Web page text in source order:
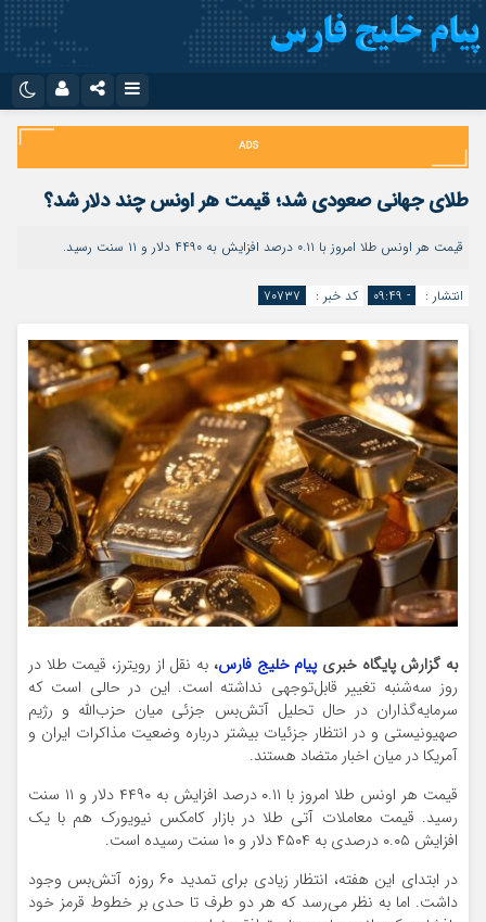
اینستاگرام
تلگرام
سروش
ایتا
اپلیکیشن
نام کاربری یا نشانی ایمیل
رمز عبور
مرا به خاطر بسپار
طلای جهانی صعودی شد؛ قیمت هر اونس چند دلار شد؟
قیمت هر اونس طلا امروز با ۰.۱۱ درصد افزایش به ۴۴۹۰ دلار و ۱۱ سنت رسید.
انتشار : - ۰۹:۴۹ کد خبر : ۷۰۷۳۷
به گزارش پایگاه خبریپیام خلیج فارس، به نقل از رویترز، قیمت طلا در
روز سه‌شنبه تغییر قابل‌توجهی نداشته است. این در حالی است که
سرمایه‌گذاران در حال تحلیل آتش‌بس جزئی میان حزب‌الله و رژیم
صهیونیستی و در انتظار جزئیات بیشتر درباره وضعیت مذاکرات ایران و
آمریکا در میان اخبار متضاد هستند.
قیمت هر اونس طلا امروز با ۰.۱۱ درصد افزایش به ۴۴۹۰ دلار و ۱۱ سنت
رسید. قیمت معاملات آتی طلا در بازار کامکس نیویورک هم با یک
افزایش ۰.۰۵ درصدی به ۴۵۰۴ دلار و ۱۰ سنت رسیده است.
در ابتدای این هفته، انتظار زیادی برای تمدید ۶۰ روزه آتش‌بس وجود
داشت. اما به نظر می‌رسد که هر دو طرف تا حدی بر خطوط قرمز خود